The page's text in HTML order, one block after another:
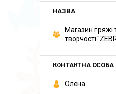
Магазин пряжі
творчості
Олена